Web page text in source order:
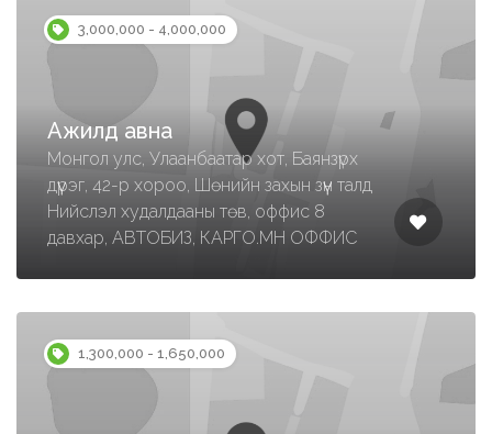
3,000,000 - 4,000,000
Ажилд авна
Монгол улс, Улаанбаатар хот, Баянзүрх
дүүрэг, 42-р хороо, Шөнийн захын зүүн талд
Нийслэл худалдааны төв, оффис 8
давхар, АВТОБИЗ, КАРГО.МН ОФФИС
1,300,000 - 1,650,000